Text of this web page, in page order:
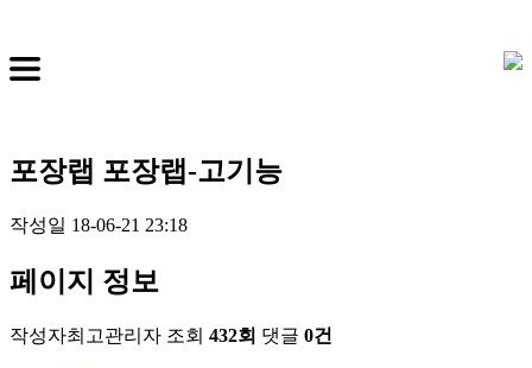
포장랩 포장랩-고기능
작성일 18-06-21 23:18
페이지 정보
작성자최고관리자 조회 432회 댓글 0건